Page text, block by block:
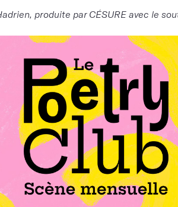
produite par CÉSURE avec le